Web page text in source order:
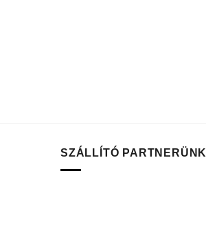
SZÁLLÍTÓ PARTNERÜNK